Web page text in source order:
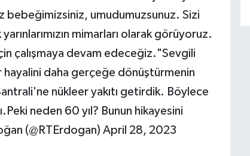
bebeğimizsiniz, umudumuzsunuz. Sizi
mimarları olarak görüyoruz.
çalışmaya devam edeceğiz."Sevgili
hayalini daha gerçeğe dönüştürmenin
nükleer yakıtı getirdik. Böylece
neden 60 yıl? Bunun hikayesini
(@RTErdogan) April 28, 2023